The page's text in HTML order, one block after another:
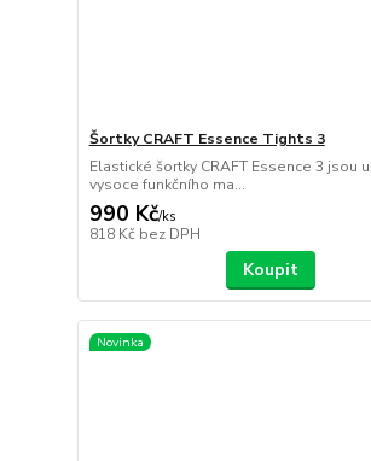
Šortky CRAFT Essence Tights 3
Elastické šortky CRAFT Essence 3 jsou
vysoce funkčního ma...
990 Kč/ks
818 Kč bez DPH
Koupit
Novinka